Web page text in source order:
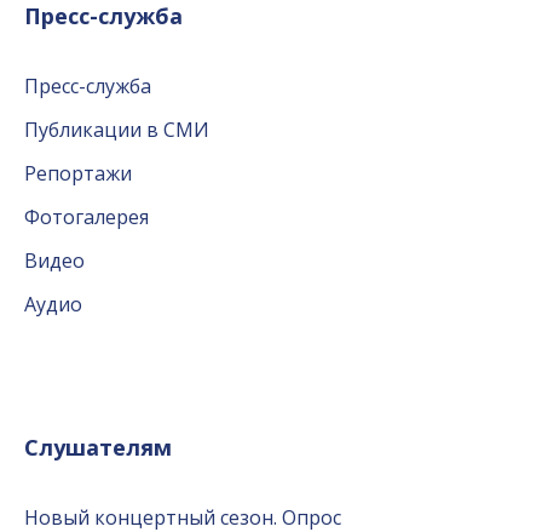
Пресс-служба
Пресс-служба
Публикации в СМИ
Репортажи
Фотогалерея
Видео
Аудио
Слушателям
Новый концертный сезон. Опрос